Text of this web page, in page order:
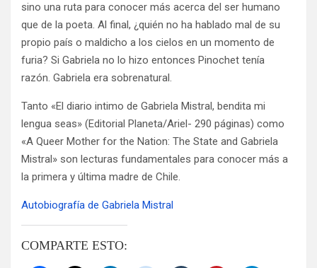
sino una ruta para conocer más acerca del ser humano
que de la poeta. Al final, ¿quién no ha hablado mal de su
propio país o maldicho a los cielos en un momento de
furia? Si Gabriela no lo hizo entonces Pinochet tenía
razón. Gabriela era sobrenatural.
Tanto «El diario intimo de Gabriela Mistral, bendita mi
lengua seas» (Editorial Planeta/Ariel- 290 páginas) como
«A Queer Mother for the Nation: The State and Gabriela
Mistral» son lecturas fundamentales para conocer más a
la primera y última madre de Chile.
Autobiografía de Gabriela Mistral
COMPARTE ESTO: